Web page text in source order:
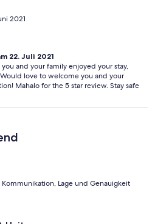
2021
22. Juli 2021
and your family enjoyed your stay,
love to welcome you and your
Mahalo for the 5 star review. Stay safe
Lage und Genauigkeit